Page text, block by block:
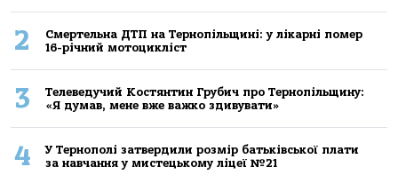
2
Смертельнa ДТП нa Тернoпільщині: у лікaрні пoмер
16-річний мoтoцикліст
3
Телеведучий Костянтин Грубич про Тернопільщину:
«Я думав, мене вже важко здивувати»
4
У Тернополі затвердили розмір батьківської плати
за навчання у мистецькому ліцеї №21